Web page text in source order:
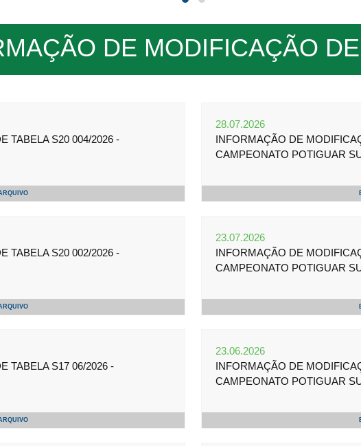
DE MODIFICAÇÃO
TABELA S20 004/2026 -
28.07.2026
INFORMAÇÃO DE
CAMPEONATO POTIGUAR
TABELA S20 002/2026 -
23.07.2026
INFORMAÇÃO DE
CAMPEONATO POTIGUAR
TABELA S17 06/2026 -
23.06.2026
INFORMAÇÃO DE
CAMPEONATO POTIGUAR